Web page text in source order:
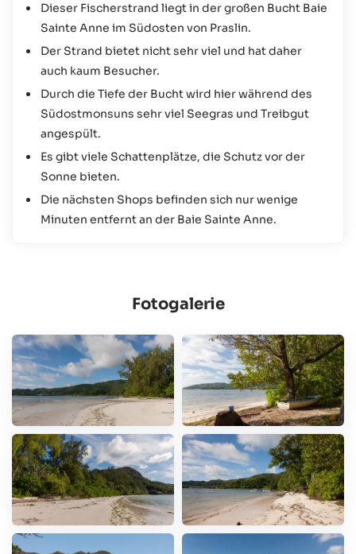
nach Praslin kommt, der wird diese Bucht so oder so
sehen.
Dieser Fischerstrand liegt in der großen Bucht Baie
Sainte Anne im Südosten von Praslin.
Der Strand bietet nicht sehr viel und hat daher
auch kaum Besucher.
Durch die Tiefe der Bucht wird hier während des
Südostmonsuns sehr viel Seegras und Treibgut
angespült.
Es gibt viele Schattenplätze, die Schutz vor der
Sonne bieten.
Die nächsten Shops befinden sich nur wenige
Minuten entfernt an der Baie Sainte Anne.
Fotogalerie